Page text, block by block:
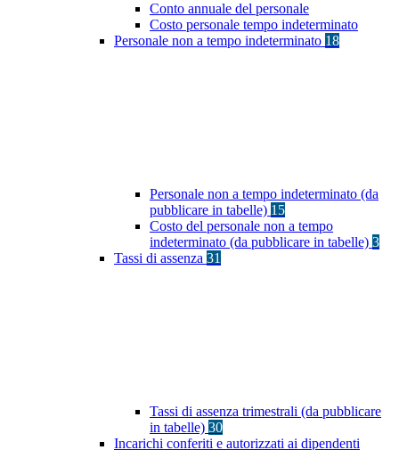
Conto annuale del personale
Costo personale tempo indeterminato
Personale non a tempo indeterminato 18
Personale non a tempo indeterminato (da
pubblicare in tabelle) 15
Costo del personale non a tempo
indeterminato (da pubblicare in tabelle) 3
Tassi di assenza 31
Tassi di assenza trimestrali (da pubblicare
in tabelle) 30
Incarichi conferiti e autorizzati ai dipendenti